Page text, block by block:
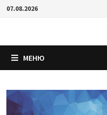
Перейти
07.08.2026
МЕНЮ